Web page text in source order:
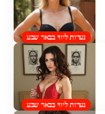
נערות ליווי בבאר שבע
נערות ליווי בבאר שבע